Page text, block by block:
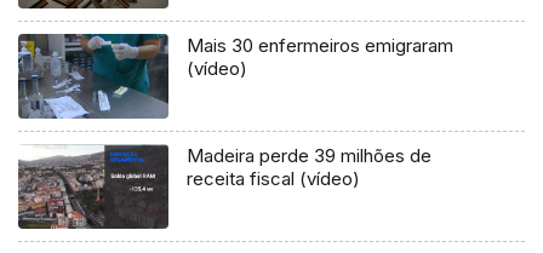
Mais 30 enfermeiros emigraram
(vídeo)
Madeira perde 39 milhões de
receita fiscal (vídeo)